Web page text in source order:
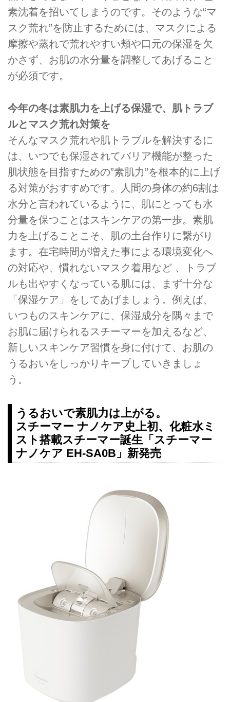
素沈着を招いてしまうのです。そのような“マ
スク荒れ”を防止するためには、マスクによる
摩擦や蒸れで荒れやすい頬や口元の保湿を欠
かさず、お肌の水分量を調整してあげること
が必須です。
今年の冬は素肌力を上げる保湿で、肌トラブ
ルとマスク荒れ対策を
そんなマスク荒れや肌トラブルを解決するに
は、いつでも保湿されてバリア機能が整った
肌状態を目指すための”素肌力”を根本的に上げ
る対策がおすすめです。人間の身体の約6割は
水分と言われているように、肌にとっても水
分量を保つことはスキンケアの第一歩。素肌
力を上げることこそ、肌の土台作りに繋がり
ます。在宅時間が増えた事による環境変化へ
の対応や、慣れないマスク着用など 、トラブ
ルも出やすくなっている肌には、まず十分な
「保湿ケア」をしてあげましょう。例えば、
いつものスキンケアに、保湿成分を隅々まで
お肌に届けられるスチーマーを加えるなど、
新しいスキンケア習慣を身に付けて、お肌の
うるおいをしっかりキープしていきましょ
う。
うるおいで素肌力は上がる。
スチーマー ナノケア史上初、化粧水ミ
スト搭載スチーマー誕生「スチーマー
ナノケア EH-SA0B」新発売